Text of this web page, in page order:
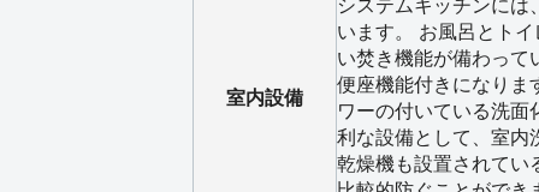
室内設備
システムキッチンには
います。 お風呂とト
い焚き機能が備わって
便座機能付きになりま
ワーの付いている洗面
利な設備として、室内
乾燥機も設置されてい